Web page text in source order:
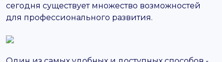
сегодня существует множество возможностей
для профессионального развития.